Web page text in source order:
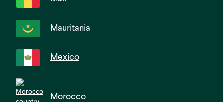
Mauritania
Mexico
Morocco